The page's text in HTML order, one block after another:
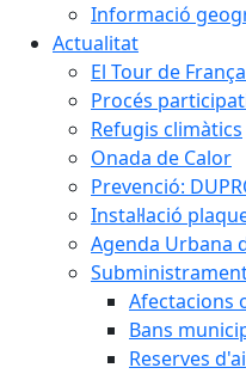
Informació
Actualitat
El Tour de
Procés
Refugis climàtics
Onada de Calor
Prevenció:
Instal·lació
Agenda Urbana
Afectacions
Bans
Reserves